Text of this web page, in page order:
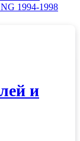
1994-1998
и